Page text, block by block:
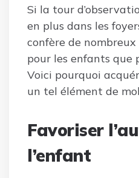
Si la tour
en plus dans les
confère de
pour les enfants que
Voici pourquoi
un tel élément de
Favoriser
l’enfant